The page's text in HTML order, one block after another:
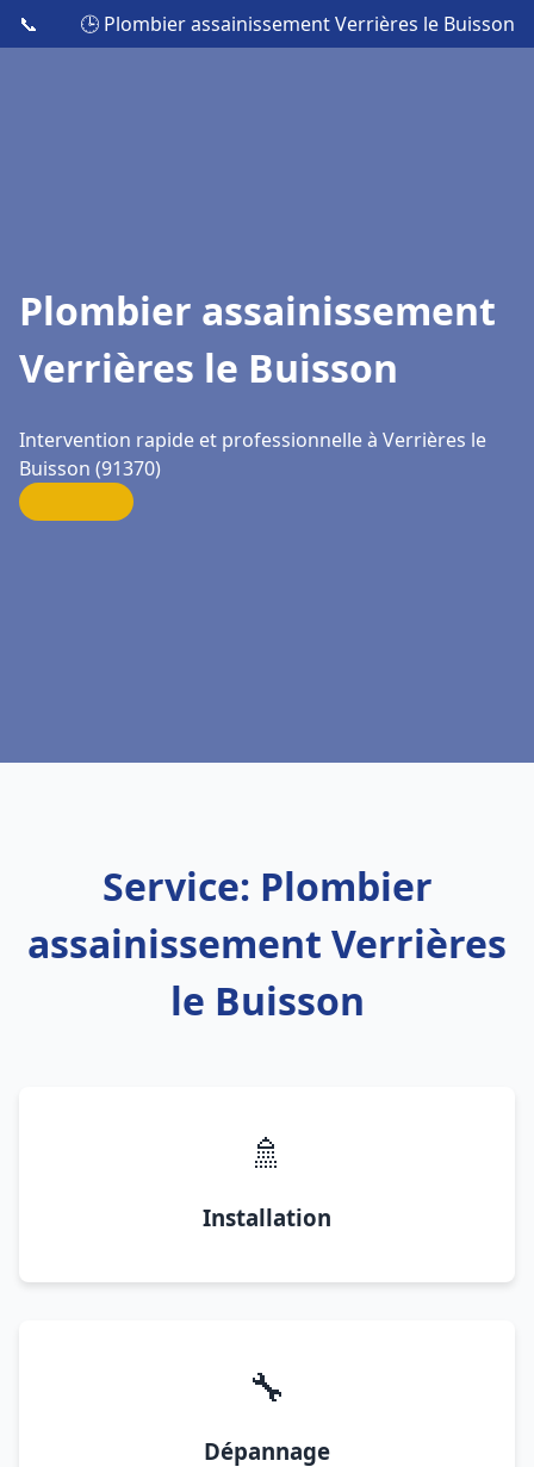
📞 🕒 Plombier assainissement Verrières le Buisson
Plombier assainissement
Verrières le Buisson
Intervention rapide et professionnelle à Verrières le
Buisson (91370)
Service: Plombier
assainissement Verrières
le Buisson
🚿
Installation
🔧
Dépannage